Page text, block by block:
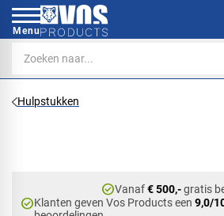
Menu
Hulpstukken
check_circleVanaf€ 500,-gratis
check_circleKlanten geven Vos Products een9,0/